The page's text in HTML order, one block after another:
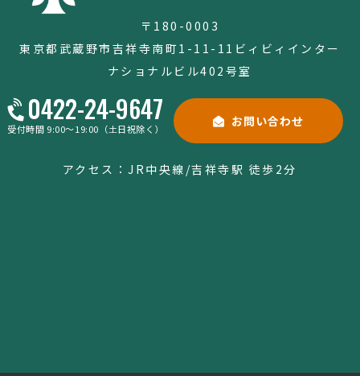
〒180-0003
東京都武蔵野市吉祥寺南町1-11-11 ビィビィインター
ナショナルビル402号室
0422-24-9647
受付時間 9:00～19:00（土日祝除く） お問い合わせ
アクセス：JR中央線/吉祥寺駅 徒歩2分